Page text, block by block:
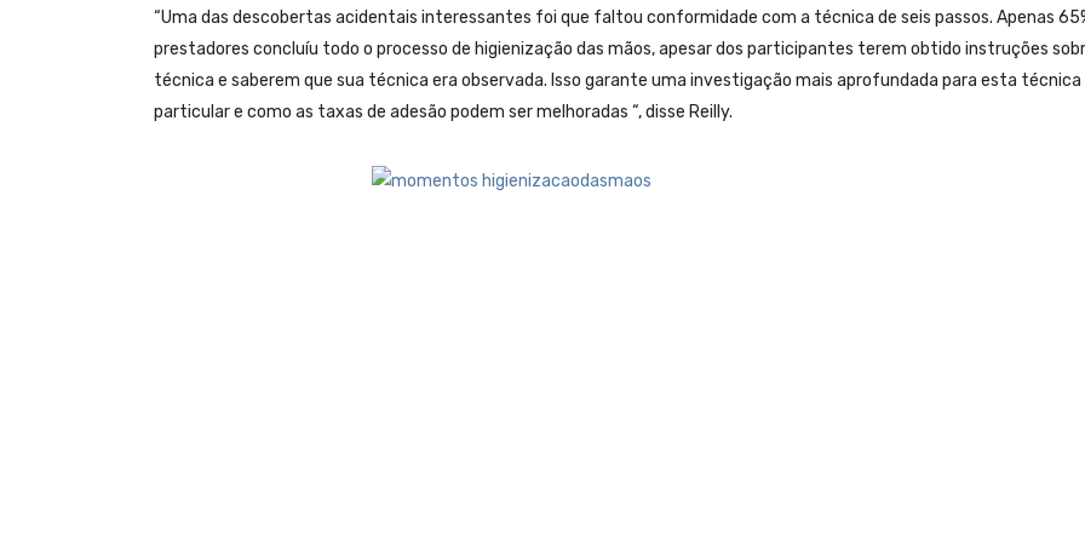
“Uma das descobertas acidentais interessantes foi que faltou conformidade com a técnica de seis passos. Apenas
prestadores concluíu todo o processo de higienização das mãos, apesar dos participantes terem obtido instruções
técnica e saberem que sua técnica era observada. Isso garante uma investigação mais aprofundada para esta técnica
particular e como as taxas de adesão podem ser melhoradas “, disse Reilly.